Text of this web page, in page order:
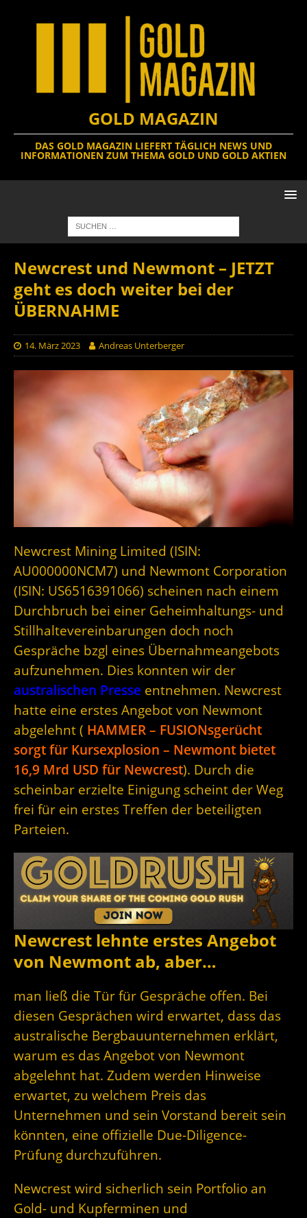
GOLD MAGAZIN
DAS GOLD MAGAZIN LIEFERT TÄGLICH NEWS UND
INFORMATIONEN ZUM THEMA GOLD UND GOLD AKTIEN
Newcrest und Newmont – JETZT
geht es doch weiter bei der
ÜBERNAHME
14. März 2023 Andreas Unterberger
Newcrest Mining Limited (ISIN:
AU000000NCM7) und Newmont Corporation
(ISIN: US6516391066) scheinen nach einem
Durchbruch bei einer Geheimhaltungs- und
Stillhaltevereinbarungen doch noch
Gespräche bzgl eines Übernahmeangebots
aufzunehmen. Dies konnten wir der
australischen Presse entnehmen. Newcrest
hatte eine erstes Angebot von Newmont
abgelehnt ( HAMMER – FUSIONsgerücht
sorgt für Kursexplosion – Newmont bietet
16,9 Mrd USD für Newcrest). Durch die
scheinbar erzielte Einigung scheint der Weg
frei für ein erstes Treffen der beteiligten
Parteien.
Newcrest lehnte erstes Angebot
von Newmont ab, aber…
man ließ die Tür für Gespräche offen. Bei
diesen Gesprächen wird erwartet, dass das
australische Bergbauunternehmen erklärt,
warum es das Angebot von Newmont
abgelehnt hat. Zudem werden Hinweise
erwartet, zu welchem Preis das
Unternehmen und sein Vorstand bereit sein
könnten, eine offizielle Due-Diligence-
Prüfung durchzuführen.
Newcrest wird sicherlich sein Portfolio an
Gold- und Kupferminen und